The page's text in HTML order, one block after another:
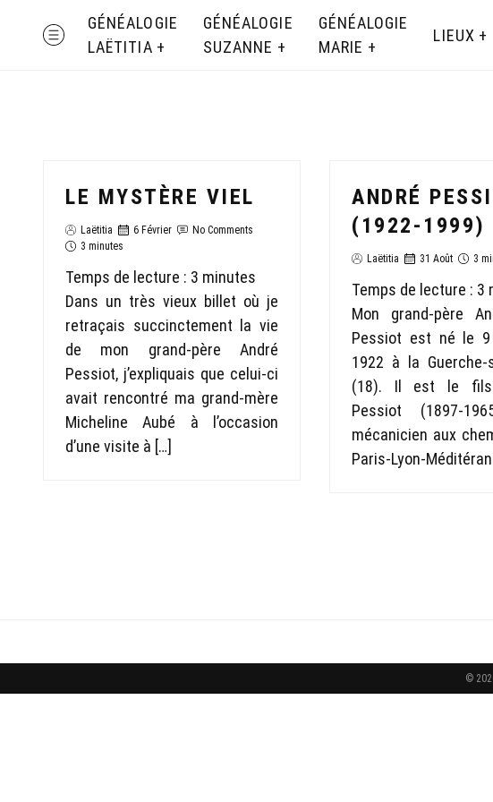
MENU
GÉNÉALOGIE
LAËTITIA
GÉNÉALOGIE
SUZANNE
GÉNÉALOGIE
MARIE
LIEUX
LE MYSTÈRE VIEL
Laëtitia 6 Février
No Comments
3 minutes
Temps de lecture : 3 minutes
Dans un très vieux billet où je
retraçais succinctement la vie
de mon grand-père André
Pessiot, j’expliquais que celui-ci
avait rencontré ma grand-mère
Micheline Aubé à l’occasion
d’une visite à […]
ANDRÉ
(1922-1999)
Laëtitia 31 Août 3
Temps de lecture : 3
Mon grand-père
Pessiot est né le 9
1922 à la Guerche-
(18). Il est le
Pessiot (1897-
mécanicien aux
Paris-Lyon-
©